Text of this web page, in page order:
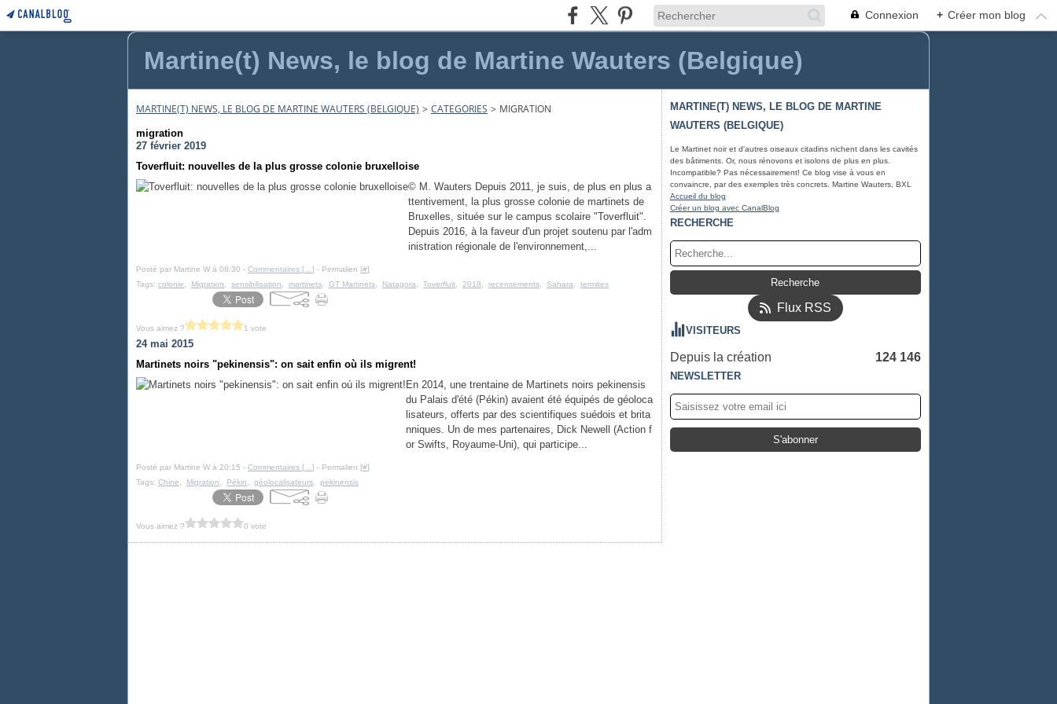
Connexion + Créer mon blog
Martine(t) News, le blog de Martine Wauters (Belgique)
MARTINE(T) NEWS, LE BLOG DE MARTINE WAUTERS (BELGIQUE) > CATEGORIES > MIGRATION
migration
27 février 2019
Toverfluit: nouvelles de la plus grosse colonie bruxelloise
© M. Wauters Depuis 2011, je suis, de plus en plus a
ttentivement, la plus grosse colonie de martinets de
Bruxelles, située sur le campus scolaire "Toverfluit".
Depuis 2016, à la faveur d'un projet soutenu par l'adm
inistration régionale de l'environnement,...
Posté par Martine W à 08:30 - Commentaires [ ] - Permalien [#]
Tags: colonie Migration sensibilisation martinets GT Martinets Natagora Toverfluit 2018 recensements Sahara termites
Vous aimez ? 1 vote
24 mai 2015
Martinets noirs "pekinensis": on sait enfin où ils migrent!
En 2014, une trentaine de Martinets noirs pekinensis
du Palais d'été (Pékin) avaient été équipés de géoloca
lisateurs, offerts par des scientifiques suédois et brita
nniques. Un de mes partenaires, Dick Newell (Action f
or Swifts, Royaume-Uni), qui participe...
Posté par Martine W à 20:15 - Commentaires [ ] - Permalien [#]
Tags: Chine Migration Pékin géolocalisateurs pekinensis
Vous aimez ? 0 vote
MARTINE(T) NEWS, LE BLOG DE MARTINE
WAUTERS (BELGIQUE)
Le Martinet noir et d'autres oiseaux citadins nichent dans les cavités
des bâtiments. Or, nous rénovons et isolons de plus en plus.
Incompatible? Pas nécessairement! Ce blog vise à vous en
convaincre, par des exemples très concrets. Martine Wauters, BXL
Accueil du blog
Créer un blog avec CanalBlog
RECHERCHE
Flux RSS
VISITEURS
Depuis la création 124 146
NEWSLETTER